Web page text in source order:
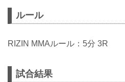
ルール
RIZIN MMAルール：5分 3R
試合結果